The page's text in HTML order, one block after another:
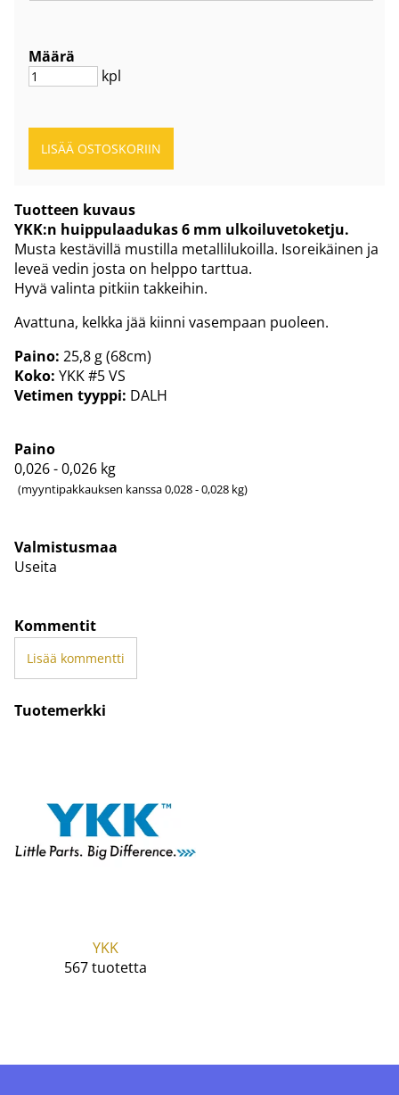
Määrä
kpl
Tuotteen kuvaus
YKK:n huippulaadukas 6 mm ulkoiluvetoketju.
Musta kestävillä mustilla metallilukoilla. Isoreikäinen ja
leveä vedin josta on helppo tarttua.
Hyvä valinta pitkiin takkeihin.
Avattuna, kelkka jää kiinni vasempaan puoleen.
Paino: 25,8 g (68cm)
Koko: YKK #5 VS
Vetimen tyyppi: DALH
Paino
0,026 - 0,026 kg
(myyntipakkauksen kanssa 0,028 - 0,028 kg)
Valmistusmaa
Useita
Kommentit
Lisää kommentti
Tuotemerkki
YKK
567 tuotetta